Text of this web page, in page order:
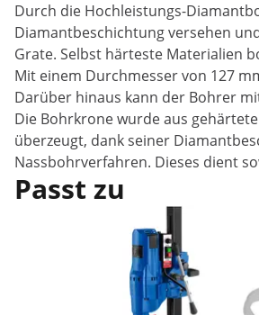
Durch die Hochleistungs-
Diamantbeschichtung versehen
Grate. Selbst härteste Materialien
Mit einem Durchmesser von 127
Darüber hinaus kann der Bohrer
Die Bohrkrone wurde aus
überzeugt, dank seiner
Nassbohrverfahren. Dieses dient
Passt zu